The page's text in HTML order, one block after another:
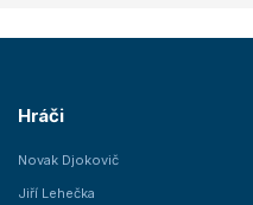
Hráči
Novak Djokovič
Jiří Lehečka